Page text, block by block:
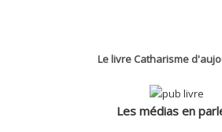
Le livre Catharisme
Les médias en